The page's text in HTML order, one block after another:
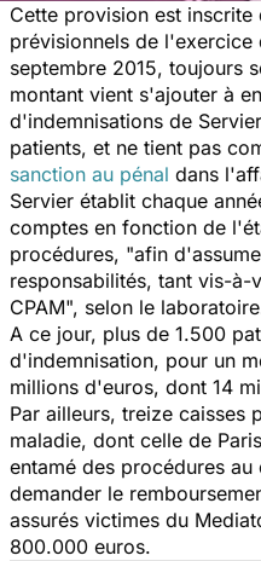
Cette provision est inscrite
prévisionnels de
septembre 2015, toujours
montant vient s'ajouter à
d'indemnisations de
patients, et ne tient pas
sanction au pénal dans
Servier établit chaque
comptes en fonction de
procédures, "afin
responsabilités, tant vis-à-
CPAM", selon le
A ce jour, plus de 1.500
d'indemnisation, pour un
millions d'euros, dont 14
Par ailleurs, treize caisses
maladie, dont celle de
entamé des procédures
demander le
assurés victimes du
800.000 euros.